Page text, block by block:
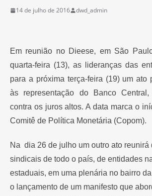
14 de julho de 2016 dwd_admin
Em reunião no Dieese, em São
quarta-feira (13), as lideranças das
para a próxima terça-feira (19) um ato
às representação do Banco
contra os juros altos. A data marca o
Comitê de Política Monetária (Copom).
Na dia 26 de julho um outro ato reunirá
sindicais de todo o país, de entidades
estaduais, em uma plenária no bairro
o lançamento de um manifesto que